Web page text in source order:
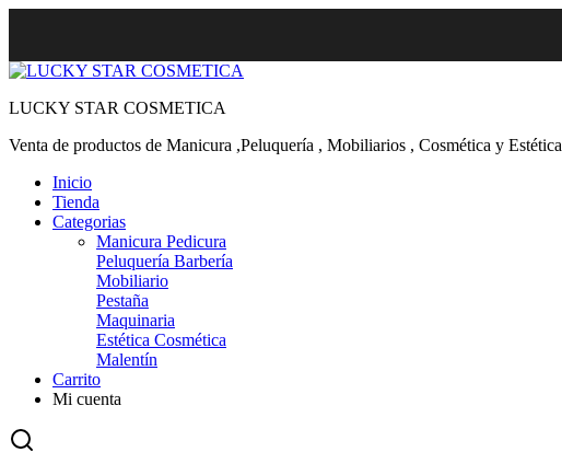
LUCKY STAR COSMETICA
Venta de productos de Manicura ,Peluquería , Mobiliarios , Cosmética y Estética
Inicio
Tienda
Categorias
Manicura Pedicura
Peluquería Barbería
Mobiliario
Pestaña
Maquinaria
Estética Cosmética
Malentín
Carrito
Mi cuenta